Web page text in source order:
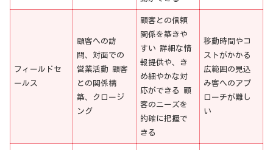
フィールドセ
ールス
顧客への訪
問、対面での
営業活動 顧客
との関係構
築、クロージ
ング
顧客との信頼
関係を築きや
すい 詳細な情
報提供や、き
め細やかな対
応ができる 顧
客のニーズを
的確に把握で
きる
移動時間やコ
ストがかかる
広範囲の見込
み客へのアプ
ローチが難し
い